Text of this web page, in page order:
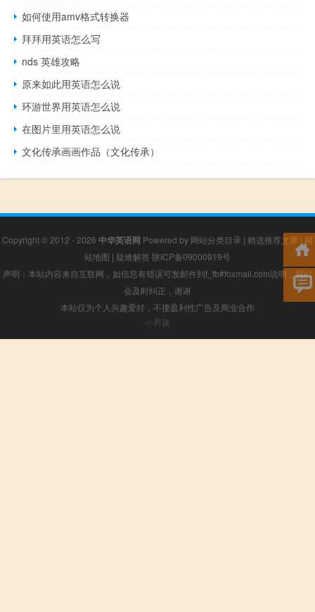
如何使用amv格式转换器
拜拜用英语怎么写
nds 英雄攻略
原来如此用英语怎么说
环游世界用英语怎么说
在图片里用英语怎么说
文化传承画画作品（文化传承）
Copyright © 2012 - 2026 中华英语网 Powered by 网站分类目录 | 精选推荐文章 | 网
站地图 | 疑难解答 陕ICP备09000919号
声明：本站内容来自互联网，如信息有错误可发邮件到f_fb#foxmail.com说明，我们
会及时纠正，谢谢
本站仅为个人兴趣爱好，不接盈利性广告及商业合作
小男孩